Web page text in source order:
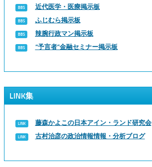
近代医学・医療掲示板
ふじむら掲示板
辣腕行政マン掲示板
“予言者”金融セミナー掲示板
LINK集
藤森かよこの日本アイン・ランド研究会
古村治彦の政治情報情報・分析ブログ